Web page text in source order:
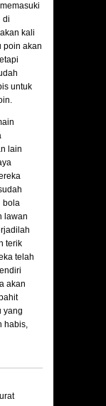
di
kali
poin akan
untuk
lain
bola
lawan
terik
telah
akan
yang
habis,